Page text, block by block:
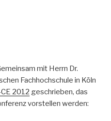
mit Herrn Dr.
Fachhochschule in Köln
2012 geschrieben, das
vorstellen werden: